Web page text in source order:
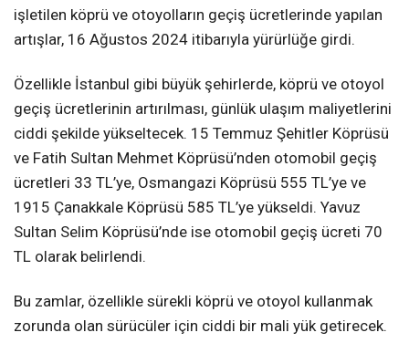
işletilen köprü ve otoyolların geçiş ücretlerinde yapılan
artışlar, 16 Ağustos 2024 itibarıyla yürürlüğe girdi.
Özellikle İstanbul gibi büyük şehirlerde, köprü ve otoyol
geçiş ücretlerinin artırılması, günlük ulaşım maliyetlerini
ciddi şekilde yükseltecek. 15 Temmuz Şehitler Köprüsü
ve Fatih Sultan Mehmet Köprüsü’nden otomobil geçiş
ücretleri 33 TL’ye, Osmangazi Köprüsü 555 TL’ye ve
1915 Çanakkale Köprüsü 585 TL’ye yükseldi. Yavuz
Sultan Selim Köprüsü’nde ise otomobil geçiş ücreti 70
TL olarak belirlendi.
Bu zamlar, özellikle sürekli köprü ve otoyol kullanmak
zorunda olan sürücüler için ciddi bir mali yük getirecek.